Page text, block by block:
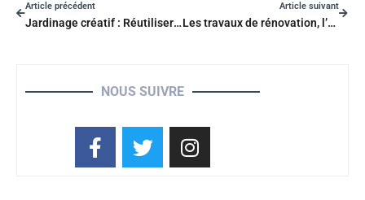
Article précédent
Jardinage créatif : Réutiliser et économiser
Article suivant
Les travaux de rénovation, l’amélioration de l’habitat
NOUS SUIVRE